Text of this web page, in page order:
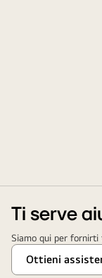
Ti serve
Siamo qui per fornirti
Ottieni